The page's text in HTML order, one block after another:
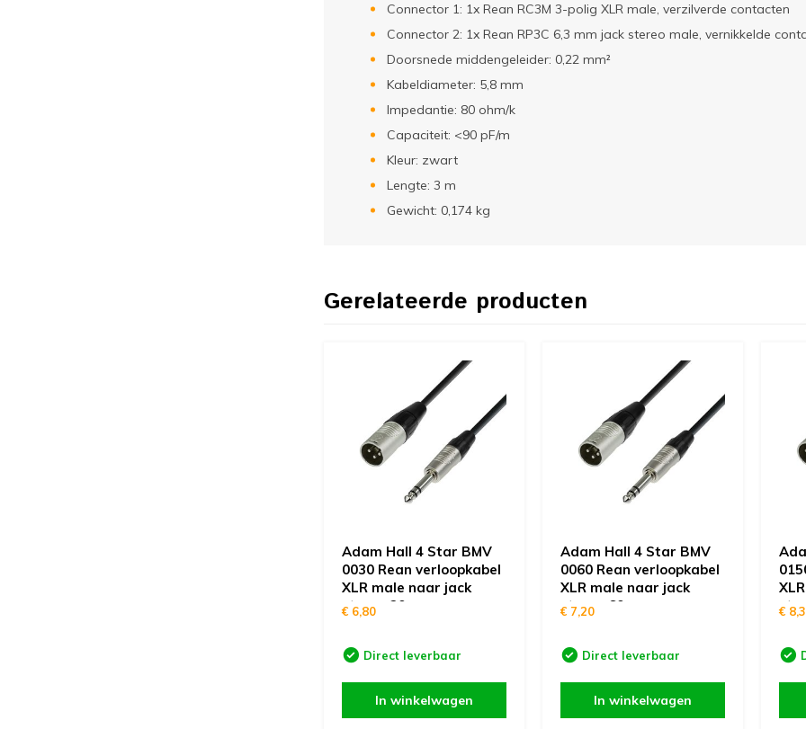
Connector 1: 1x Rean RC3M 3-polig XLR male, verzilverde contacten
Connector 2: 1x Rean RP3C 6,3 mm jack stereo male, vernikkelde
Doorsnede middengeleider: 0,22 mm²
Kabeldiameter: 5,8 mm
Impedantie: 80 ohm/k
Capaciteit: <90 pF/m
Kleur: zwart
Lengte: 3 m
Gewicht: 0,174 kg
Gerelateerde producten
Adam Hall 4 Star BMV
0030 Rean verloopkabel
XLR male naar jack
stereo 30cm
€ 6,80
Direct leverbaar
In winkelwagen
Adam Hall 4 Star BMV
0060 Rean verloopkabel
XLR male naar jack
stereo 60cm
€ 7,20
Direct leverbaar
In winkelwagen
€